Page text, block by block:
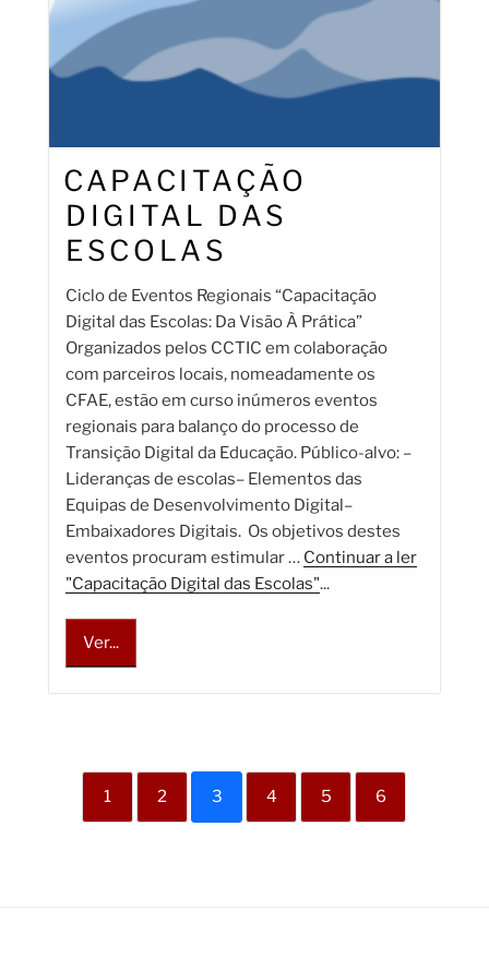
CAPACITAÇÃO
DIGITAL DAS
ESCOLAS
Ciclo de Eventos Regionais “Capacitação
Digital das Escolas: Da Visão À Prática”
Organizados pelos CCTIC em colaboração
com parceiros locais, nomeadamente os
CFAE, estão em curso inúmeros eventos
regionais para balanço do processo de
Transição Digital da Educação. Público-alvo: –
Lideranças de escolas– Elementos das
Equipas de Desenvolvimento Digital–
Embaixadores Digitais. Os objetivos destes
eventos procuram estimular … Continuar a ler
"Capacitação Digital das Escolas"...
Ver...
1 2 3 4 5 6